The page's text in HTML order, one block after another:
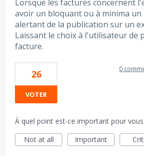
Lorsque les factures concernent
avoir un bloquant ou à minima un
alertant de la publication sur un
Laissant le choix à l'utilisateur de
facture.
26
VOTER
0
À quel point est-ce important pour vous
Not at all
Important